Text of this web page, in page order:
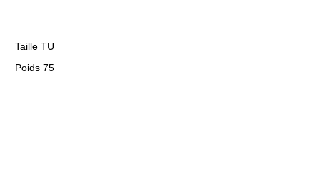
Taille TU
Poids 75